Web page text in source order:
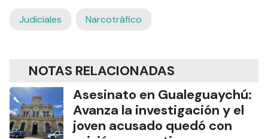
Judiciales Narcotráfico
NOTAS RELACIONADAS
Asesinato en Gualeguaychú:
Avanza la investigación y el
joven acusado quedó con